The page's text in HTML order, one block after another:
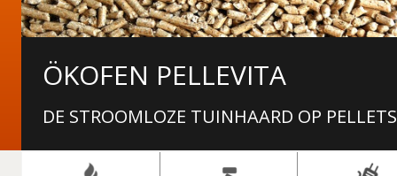
KAGGELS!
PIZZAOVEN!
NAVIGATIE